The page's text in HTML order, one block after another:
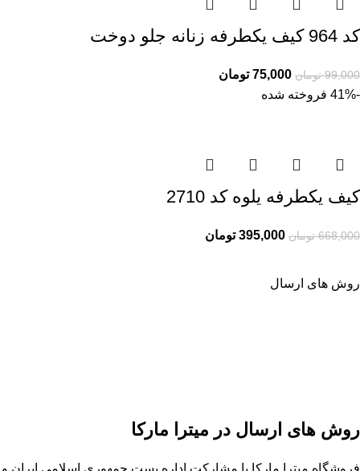
کد 964 کیف یکطرفه زنانه جلو دوخت
99,000 تومان 75,000 تومان
-41% فروخته شده
کیف یکطرفه یلوه کد 2710
668,000 تومان 395,000 تومان
روش های ارسال
روش های ارسال در میترا مارکا
فروشگاه میترا مارکا با مشارکت اداره پست جمهوری اسلامی ایران و